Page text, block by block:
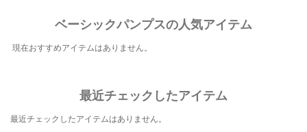
ベーシックパンプスの人気アイテム
現在おすすめアイテムはありません。
最近チェックしたアイテム
最近チェックしたアイテムはありません。